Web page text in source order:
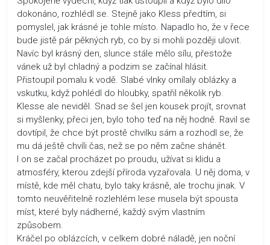
dokonáno, rozhlédl se. Stejně jako Kless předtím, si
pomyslel, jak krásné je tohle místo. Napadlo ho, že v řece
bude jistě pár pěkných ryb, co by si mohli později ulovit.
Navíc byl krásný den, slunce stále mělo sílu, přestože
vánek už byl chladný a podzim se začínal hlásit.
Přistoupil pomalu k vodě. Slabé vlnky omílaly oblázky a
vskutku, když pohlédl do hloubky, spatřil několik ryb.
Klesse ale neviděl. Snad se šel jen kousek projít, srovnat
si myšlenky, přeci jen, bylo toho teď na něj hodně. Ravil se
dovtípil, že chce být prostě chvilku sám a rozhodl se, že
mu dá ještě chvíli čas, než se po něm začne shánět.
I on se začal procházet po proudu, užívat si klidu a
atmosféry, kterou zdejší příroda vyzařovala. U něj doma, v
místě, kde měl chatu, bylo taky krásně, ale trochu jinak. V
tomto neuvěřitelně rozlehlém lese musela být spousta
míst, které byly nádherné, každý svým vlastním
způsobem.
Kráčel po oblázcích, v celkem dobré náladě, jen noční